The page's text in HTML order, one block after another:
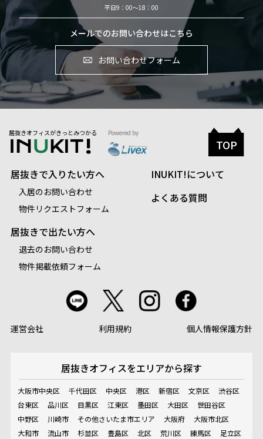
平日9：00～18：00
メールでのお問い合わせはこちら
お問い合わせフォーム
居抜きオフィスがきっとみつかる Powered by
居抜きで入りたい方へ
入居のお問い合わせ
物件リクエストフォーム
居抜きで出たい方へ
退去のお問い合わせ
物件掲載依頼フォーム
INUKIT!について
よくある質問
運営会社 利用規約 個人情報保護方針
居抜きオフィスをエリアから探す
大阪市中央区 千代田区 中央区 港区 新宿区 文京区
渋谷区
台東区
品川区 目黒区 江東区 墨田区 大田区
世田谷区
中野区
川崎市 その他さいたま市エリア 大阪府
大阪市北区
大和市
流山市 杉並区 豊島区 北区 荒川区 練馬区
足立区
TOP